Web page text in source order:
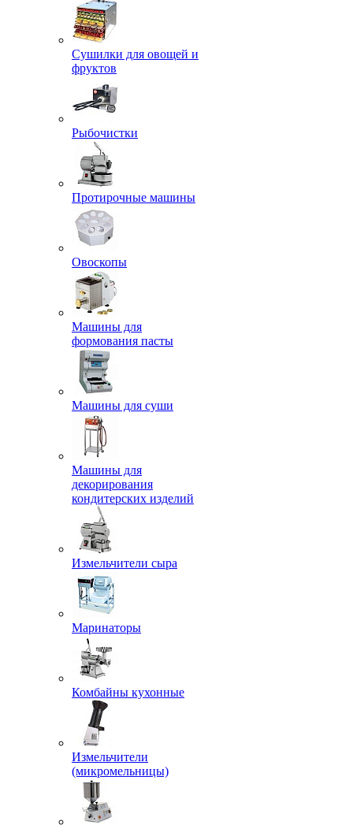
Сушилки для овощей и
фруктов
Рыбочистки
Протирочные машины
Овоскопы
Машины для
формования пасты
Машины для суши
Машины для
декорирования
кондитерских изделий
Измельчители сыра
Маринаторы
Комбайны кухонные
Измельчители
(микромельницы)